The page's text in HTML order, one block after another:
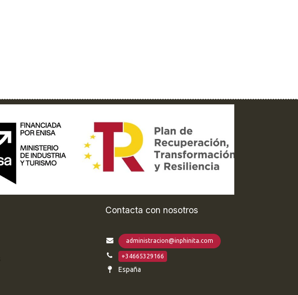
Contacta con nosotros
administracion@inphinita.com
+34665329166
España